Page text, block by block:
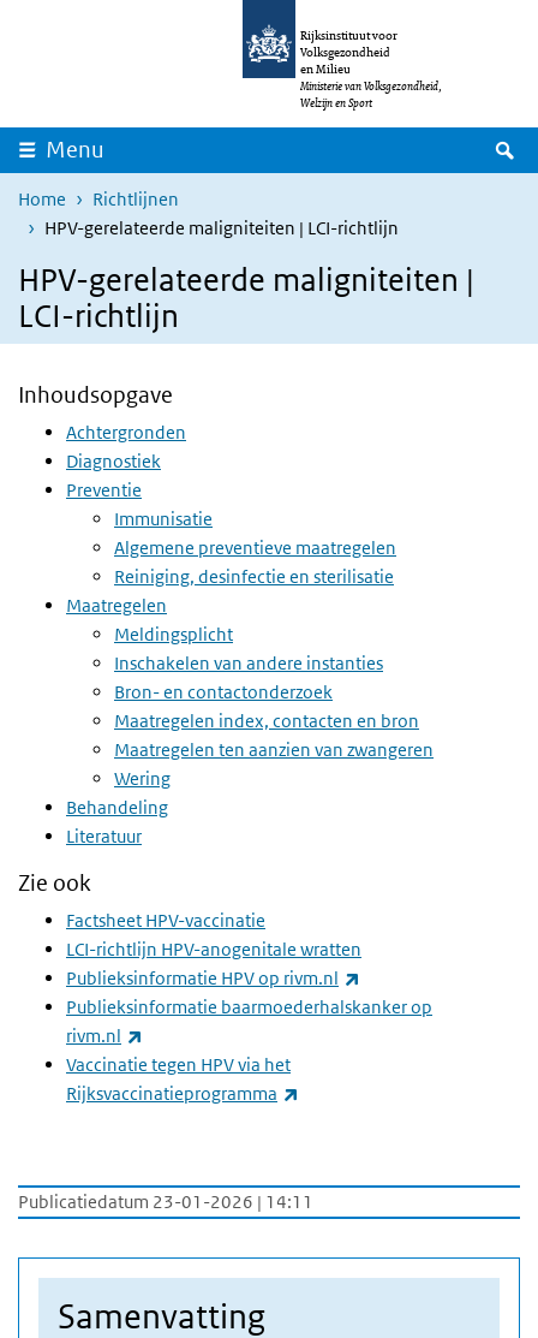
Overslaan en naar de inhoud gaan
Rijksinstituut voor
Volksgezondheid
en Milieu
Ministerie van Volksgezondheid,
Welzijn en Sport
Menu
Home
Richtlijnen
HPV-gerelateerde maligniteiten | LCI-richtlijn
HPV-gerelateerde maligniteiten |
LCI-richtlijn
Publicatiedatum 23-01-2026 | 14:11
Samenvatting
Inhoudsopgave
Achtergronden
Diagnostiek
Preventie
Immunisatie
Algemene preventieve maatregelen
Reiniging, desinfectie en sterilisatie
Maatregelen
Meldingsplicht
Inschakelen van andere instanties
Bron- en contactonderzoek
Maatregelen index, contacten en bron
Maatregelen ten aanzien van zwangeren
Wering
Behandeling
Literatuur
Zie ook
Factsheet HPV-vaccinatie
LCI-richtlijn HPV-anogenitale wratten
Publieksinformatie HPV op rivm.nl
Publieksinformatie baarmoederhalskanker op
rivm.nl
Vaccinatie tegen HPV via het
Rijksvaccinatieprogramma